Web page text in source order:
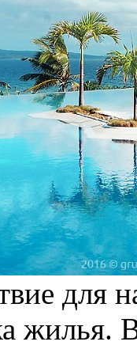
для
жилья.